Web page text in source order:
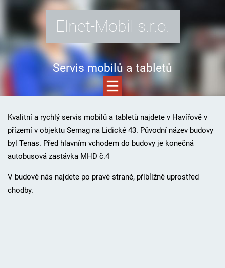
Elnet-Mobil s.r.o.
Servis mobilů a tabletů
Kvalitní a rychlý servis mobilů a tabletů najdete v Havířově v
přízemí v objektu Semag na Lidické 43. Původní název budovy
byl Tenas. Před hlavním vchodem do budovy je konečná
autobusová zastávka MHD č.4
V budově nás najdete po pravé straně, přibližně uprostřed
chodby.